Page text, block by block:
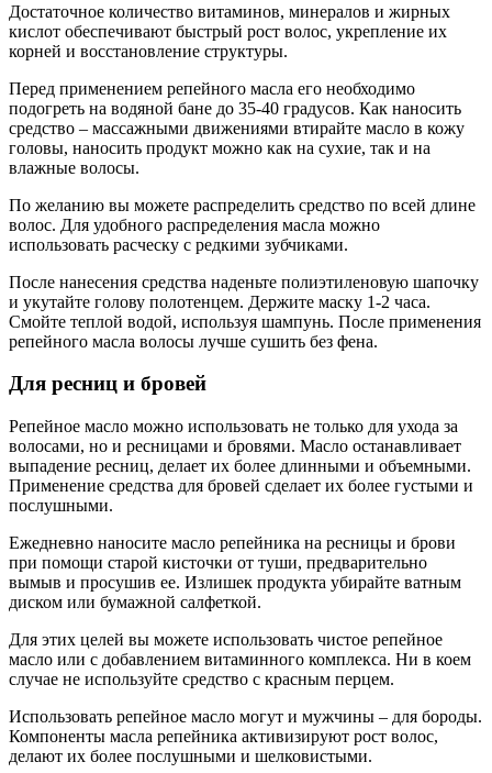
Достаточное количество витаминов, минералов и жирных
кислот обеспечивают быстрый рост волос, укрепление их
корней и восстановление структуры.
Перед применением репейного масла его необходимо
подогреть на водяной бане до 35-40 градусов. Как наносить
средство – массажными движениями втирайте масло в кожу
головы, наносить продукт можно как на сухие, так и на
влажные волосы.
По желанию вы можете распределить средство по всей длине
волос. Для удобного распределения масла можно
использовать расческу с редкими зубчиками.
После нанесения средства наденьте полиэтиленовую шапочку
и укутайте голову полотенцем. Держите маску 1-2 часа.
Смойте теплой водой, используя шампунь. После применения
репейного масла волосы лучше сушить без фена.
Для ресниц и бровей
Репейное масло можно использовать не только для ухода за
волосами, но и ресницами и бровями. Масло останавливает
выпадение ресниц, делает их более длинными и объемными.
Применение средства для бровей сделает их более густыми и
послушными.
Ежедневно наносите масло репейника на ресницы и брови
при помощи старой кисточки от туши, предварительно
вымыв и просушив ее. Излишек продукта убирайте ватным
диском или бумажной салфеткой.
Для этих целей вы можете использовать чистое репейное
масло или с добавлением витаминного комплекса. Ни в коем
случае не используйте средство с красным перцем.
Использовать репейное масло могут и мужчины – для бороды.
Компоненты масла репейника активизируют рост волос,
делают их более послушными и шелковистыми.